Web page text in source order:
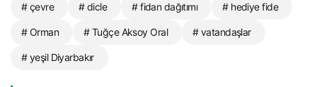
# çevre # dicle # fidan dağıtımı # hediye fide
# Orman # Tuğçe Aksoy Oral # vatandaşlar
# yeşil Diyarbakır